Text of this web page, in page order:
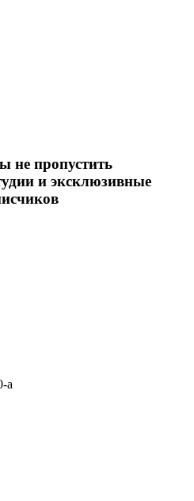
не пропустить
и эксклюзивные
а